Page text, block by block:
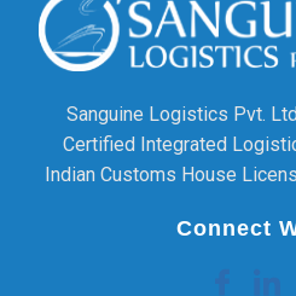
Sanguine Logistics Pvt.
Certified Integrated
Indian Customs House
Connect